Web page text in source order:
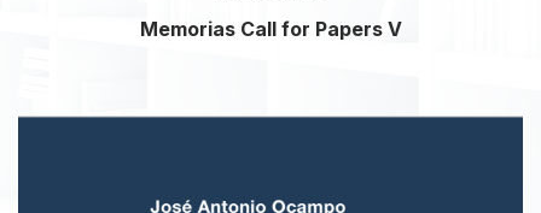
Memorias Call for Papers V